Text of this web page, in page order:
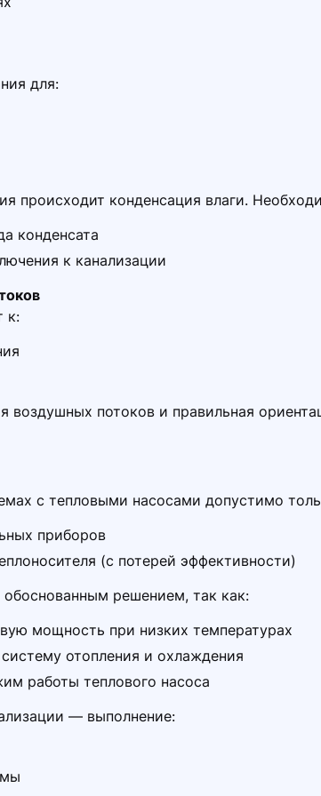
для:
происходит конденсация влаги.
конденсата
к канализации
к:
воздушных потоков и правильная
с тепловыми насосами допустимо
приборов
(с потерей эффективности)
решением, так как:
мощность при низких температурах
отопления и охлаждения
работы теплового насоса
— выполнение: